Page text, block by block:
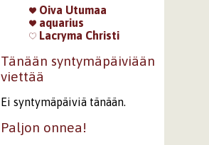
Oiva Utumaa
aquarius
Lacryma Christi
Tänään syntymäpäiviään
viettää
Ei syntymäpäiviä tänään.
Paljon onnea!